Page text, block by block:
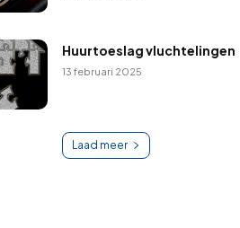
Huurtoeslag vluchtelingen
13 februari 2025
Laad meer